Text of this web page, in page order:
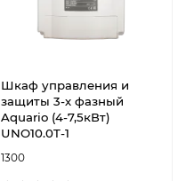
Шкаф управления и
защиты 3-х фазный
Aquario (4-7,5кВт)
UNO10.0T-1
1300